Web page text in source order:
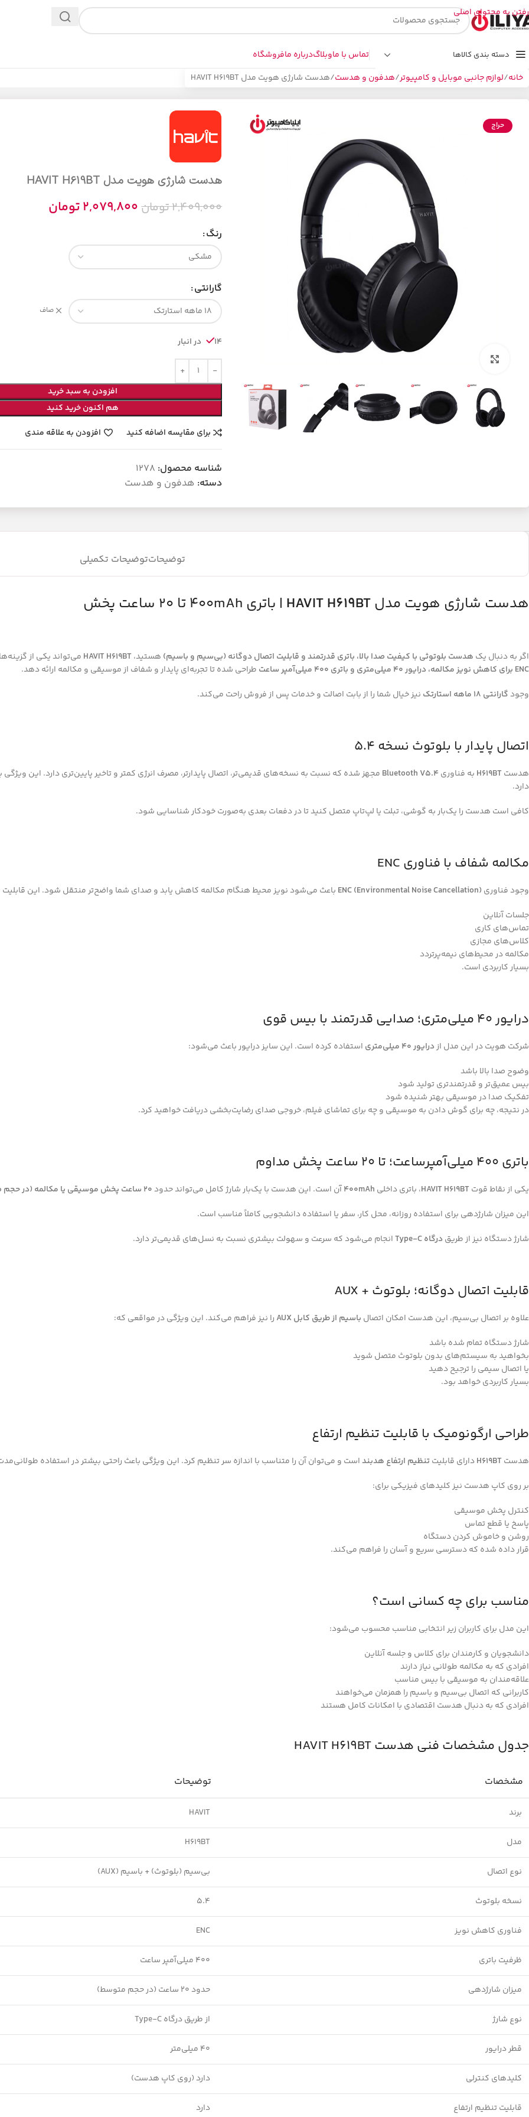
رفتن به محتوای اصلی
دسته بندی کالاها تماس با ماوبلاگدرباره مافروشگاه
خانه لوازم جانبی موبایل و کامپیوتر هدفون و هدست هدست شارژی هویت مدل HAVIT H619BT
حراج
هدست شارژی هویت مدل HAVIT H619BT
2,409,000تومان 2,079,800تومان
رنگ
گارانتی
صاف
14 در انبار
افزودن به سبد خرید
هم اکنون خرید کنید
برای مقایسه اضافه کنید
افزودن به علاقه مندی
شناسه محصول: 1278
دسته: هدفون و هدست
توضیحاتتوضیحات تکمیلی
هدست شارژی هویت مدل HAVIT H619BT | باتری 400mAh تا 20 ساعت پخش
اگر به دنبال یک هدست بلوتوثی با کیفیت صدا بالا، باتری قدرتمند و قابلیت اتصال دوگانه (بی‌سیم و باسیم) هستید، HAVIT H619BT می‌تواند یکی از
ENC برای کاهش نویز مکالمه، درایور 40 میلی‌متری و باتری 400 میلی‌آمپر ساعت
طراحی شده تا تجربه‌ای پایدار و شفاف از موسیقی و مکالمه ارائه دهد.
وجودگارانتی 18 ماهه استارتک نیز خیال شما را از بابت اصالت و خدمات پس از فروش راحت می‌کند.
اتصال پایدار با بلوتوث نسخه 5.4
هدست H619BT به فناوری Bluetooth V5.4 مجهز شده که نسبت به نسخه‌های قدیمی‌تر، اتصال پایدارتر، مصرف انرژی کمتر و تاخیر پایین‌تری دارد. این
دارد.
کافی است هدست را یک‌بار به گوشی، تبلت یا لپ‌تاپ متصل کنید تا در دفعات بعدی به‌صورت خودکار شناسایی شود.
مکالمه شفاف با فناوری ENC
وجود فناوری ENC (Environmental Noise Cancellation) باعث می‌شود نویز محیط هنگام مکالمه کاهش یابد و صدای شما واضح‌تر منتقل شود. این قابلیت
جلسات آنلاین
تماس‌های کاری
کلاس‌های مجازی
مکالمه در محیط‌های نیمه‌پرتردد
بسیار کاربردی است.
درایور 40 میلی‌متری؛ صدایی قدرتمند با بیس قوی
شرکت هویت در این مدل ازدرایور 40 میلی‌متری
استفاده کرده است. این سایز درایور باعث می‌شود:
وضوح صدا بالا باشد
بیس عمیق‌تر و قدرتمندتری تولید شود
تفکیک صدا در موسیقی بهتر شنیده شود
در نتیجه، چه برای گوش دادن به موسیقی و چه برای تماشای فیلم، خروجی صدای رضایت‌بخشی دریافت خواهید کرد.
باتری 400 میلی‌آمپرساعت؛ تا 20 ساعت پخش مداوم
یکی از نقاط قوت HAVIT H619BT، باتری داخلی 400mAhآن است. این هدست با یک‌بار شارژ کامل می‌تواند حدود20 ساعت پخش موسیقی یا مکالمه (در حجم صدای متوسط)
این میزان شارژدهی برای استفاده روزانه، محل کار، سفر یا استفاده دانشجویی کاملاً مناسب است.
شارژ دستگاه نیز از طریق درگاه Type-C انجام می‌شود که سرعت و سهولت بیشتری نسبت به نسل‌های قدیمی‌تر دارد.
قابلیت اتصال دوگانه؛ بلوتوث + AUX
علاوه بر اتصال بی‌سیم، این هدست امکان اتصال باسیم از طریق کابل AUX
را نیز فراهم می‌کند. این ویژگی در مواقعی که:
شارژ دستگاه تمام شده باشد
بخواهید به سیستم‌های بدون بلوتوث متصل شوید
یا اتصال سیمی را ترجیح دهید
بسیار کاربردی خواهد بود.
طراحی ارگونومیک با قابلیت تنظیم ارتفاع
هدست H619BTدارای قابلیتتنظیم ارتفاع هدبنداست و می‌توان آن را متناسب با اندازه سر تنظیم کرد. این ویژگی باعث راحتی بیشتر در استفاده
بر روی کاپ هدست نیز کلیدهای فیزیکی برای:
کنترل پخش موسیقی
پاسخ یا قطع تماس
روشن و خاموش کردن دستگاه
قرار داده شده که دسترسی سریع و آسان را فراهم می‌کند.
مناسب برای چه کسانی است؟
این مدل برای کاربران زیر انتخابی مناسب محسوب می‌شود:
دانشجویان و کارمندان برای کلاس و جلسه آنلاین
افرادی که به مکالمه طولانی نیاز دارند
علاقه‌مندان به موسیقی با بیس مناسب
کاربرانی که اتصال بی‌سیم و باسیم را همزمان می‌خواهند
افرادی که به دنبال هدست اقتصادی با امکانات کامل هستند
جدول مشخصات فنی هدست HAVIT H619BT
مشخصات توضیحات
برند HAVIT
مدل H619BT
نوع اتصال بی‌سیم (بلوتوث) + باسیم (AUX)
نسخه بلوتوث 5.4
فناوری کاهش نویز ENC
ظرفیت باتری 400 میلی‌آمپر ساعت
میزان شارژدهی حدود 20 ساعت (در حجم متوسط)
نوع شارژ از طریق درگاه Type-C
قطر درایور 40 میلی‌متر
کلیدهای کنترلی دارد (روی کاپ هدست)
قابلیت تنظیم ارتفاع دارد